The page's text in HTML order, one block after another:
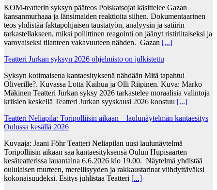
KOM-teatterin syksyn pääteos Poiskatsojat käsittelee Gazan
kansanmurhaaa ja länsimaiden reaktioita siihen. Dokumentaarinen
teos yhdistää faktapohjaisen taustatyön, analyysin ja satiirin
tarkastellakseen, miksi poliittinen reagointi on jäänyt ristiriitaiseksi ja
varovaiseksi tilanteen vakavuuteen nähden. Gazan [...]
Teatteri Jurkan syksyn 2026 ohjelmisto on julkistettu
Syksyn kotimaisena kantaesityksenä nähdään Mitä tapahtui
Oliverille?. Kuvassa Lotta Kaihua ja Olli Riipinen. Kuva: Marko
Mäkinen Teatteri Jurkan syksy 2026 tarkastelee moraalisia valintoja
kriisien keskellä Teatteri Jurkan syyskausi 2026 koostuu [...]
Teatteri Neliapila: Toripolliisin aikaan – laulunäytelmän kantaesitys
Oulussa kesällä 2026
Kuvaaja: Jaani Föhr Teatteri Neliapilan uusi laulunäytelmä
Toripolliisin aikaan saa kantaesityksensä Oulun Hupisaarten
kesäteatterissa lauantaina 6.6.2026 klo 19.00. Näytelmä yhdistää
oululaisen murteen, merellisyyden ja rakkaustarinat viihdyttäväksi
kokonaisuudeksi. Esitys juhlistaa Teatteri [...]